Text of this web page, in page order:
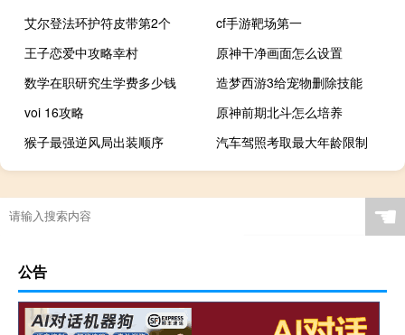
艾尔登法环护符皮带第2个
cf手游靶场第一
王子恋爱中攻略幸村
原神干净画面怎么设置
数学在职研究生学费多少钱
造梦西游3给宠物删除技能
voi 16攻略
原神前期北斗怎么培养
猴子最强逆风局出装顺序
汽车驾照考取最大年龄限制
☚
公告